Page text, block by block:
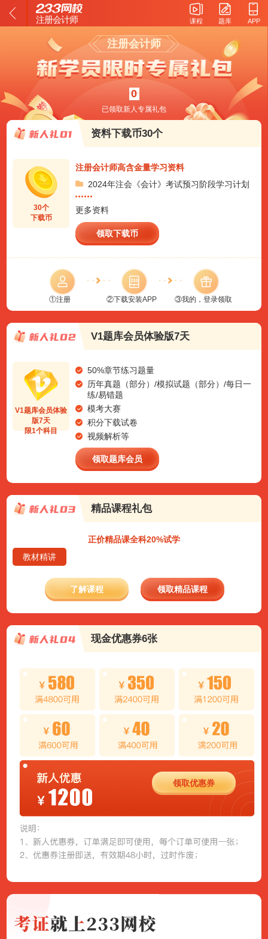
注册会计师 APP
题库
课程
注册会计师
0
已领取新人专属礼包
资料下载币30个
30个
下载币
注册会计师高含金量学习资料
2024年注会《会计》考试预习阶段学习计划
更多资料
领取下载币
①注册 ②下载安装APP ③我的，登录领取
V1题库会员体验版7天
V1题库会员体验
版7天
限1个科目
50%章节练习题量
历年真题（部分）/模拟试题（部分）/每日一
练/易错题
模考大赛
积分下载试卷
视频解析等
领取题库会员
精品课程礼包
正价精品课全科20%试学
教材精讲
了解课程 领取精品课程
现金优惠券6张
领取优惠券